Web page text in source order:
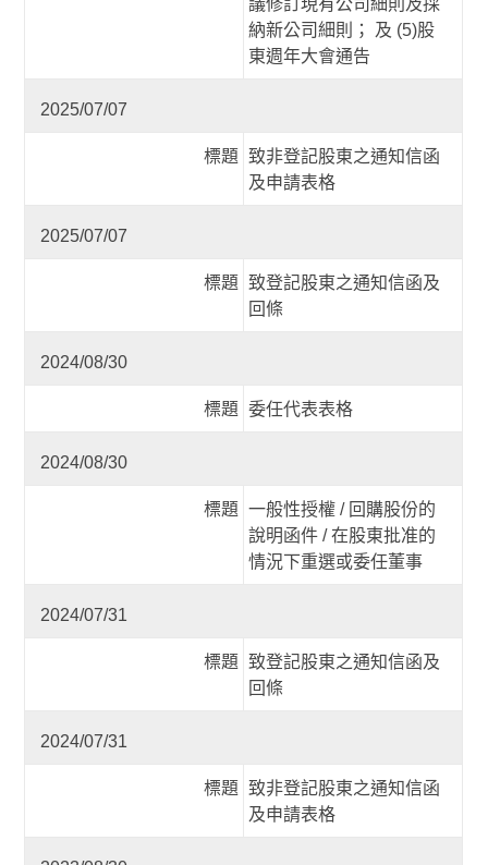
議修訂現有公司細則及採
納新公司細則； 及 (5)股
東週年大會通告
2025/07/07
標題
致非登記股東之通知信函
及申請表格
2025/07/07
標題
致登記股東之通知信函及
回條
2024/08/30
標題 委任代表表格
2024/08/30
標題
一般性授權 / 回購股份的
說明函件 / 在股東批准的
情況下重選或委任董事
2024/07/31
標題
致登記股東之通知信函及
回條
2024/07/31
標題
致非登記股東之通知信函
及申請表格